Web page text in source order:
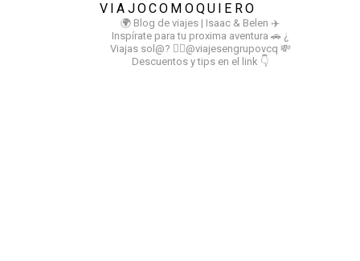
VIAJOCOMOQUIERO
🌍 Blog de viajes | Isaac & Belen ✈️
Inspírate para tu proxima aventura 🚗 ¿
Viajas sol@? 👉🏻@viajesengrupovcq 💸
Descuentos y tips en el link 👇